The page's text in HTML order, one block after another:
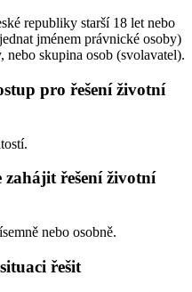
republiky starší 18 let nebo
jménem právnické osoby)
nebo skupina osob (svolavatel).
pro řešení životní
zahájit řešení životní
nebo osobně.
řešit